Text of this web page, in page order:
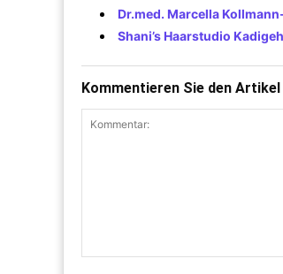
Dr.med. Marcella
Shani’s Haarstudio
Kommentieren Sie den Artikel